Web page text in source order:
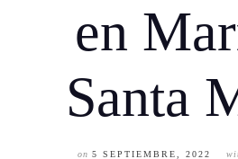
en
Santa
on 5 SEPTIEMBRE, 2022